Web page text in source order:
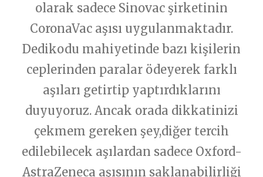
olarak sadece Sinovac şirketinin
CoronaVac aşısı uygulanmaktadır.
Dedikodu mahiyetinde bazı kişilerin
ceplerinden paralar ödeyerek farklı
aşıları getirtip yaptırdıklarını
duyuyoruz. Ancak orada dikkatinizi
çekmem gereken şey,diğer tercih
edilebilecek aşılardan sadece Oxford-
AstraZeneca aşısının saklanabilirliği